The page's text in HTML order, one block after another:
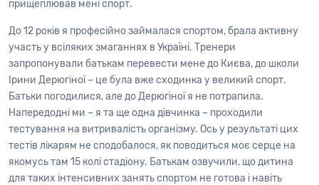
прищеплював мені спорт.
До 12 років я професійно займалася спортом, брала активну
участь у всіляких змаганнях в Україні. Тренери
запропонували батькам перевести мене до Києва, до школи
Ірини Дерюгіної – це була вже сходинка у великий спорт.
Батьки погодилися, але до Дерюгіної я не потрапила.
Напередодні ми – я та ще одна дівчинка – проходили
тестування на витривалість організму. Ось у результаті цих
тестів лікарям не сподобалося, як поводиться моє серце на
якомусь там 15 колі стадіону. Батькам озвучили, що дитина
для таких інтенсивних занять спортом не готова і навіть